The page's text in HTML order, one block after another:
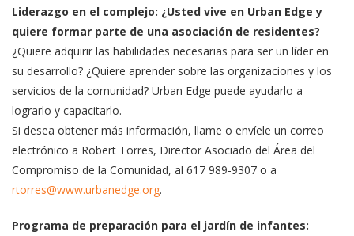
Liderazgo en el complejo: ¿Usted vive en Urban Edge y
quiere formar parte de una asociación de residentes?
¿Quiere adquirir las habilidades necesarias para ser un líder en
su desarrollo? ¿Quiere aprender sobre las organizaciones y los
servicios de la comunidad? Urban Edge puede ayudarlo a
lograrlo y capacitarlo.
Si desea obtener más información, llame o envíele un correo
electrónico a Robert Torres, Director Asociado del Área del
Compromiso de la Comunidad, al 617 989-9307 o a
rtorres@www.urbanedge.org.
Programa de preparación para el jardín de infantes: